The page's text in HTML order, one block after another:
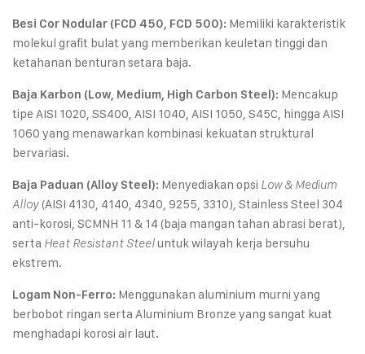
Besi Cor Nodular (FCD 450, FCD 500): Memiliki karakteristik
molekul grafit bulat yang memberikan keuletan tinggi dan
ketahanan benturan setara baja.
Baja Karbon (Low, Medium, High Carbon Steel): Mencakup
tipe AISI 1020, SS400, AISI 1040, AISI 1050, S45C, hingga AISI
1060 yang menawarkan kombinasi kekuatan struktural
bervariasi.
Baja Paduan (Alloy Steel): Menyediakan opsi Low & Medium
Alloy (AISI 4130, 4140, 4340, 9255, 3310), Stainless Steel 304
anti-korosi, SCMNH 11 & 14 (baja mangan tahan abrasi berat),
serta Heat Resistant Steeluntuk wilayah kerja bersuhu
ekstrem.
Logam Non-Ferro: Menggunakan aluminium murni yang
berbobot ringan serta Aluminium Bronze yang sangat kuat
menghadapi korosi air laut.